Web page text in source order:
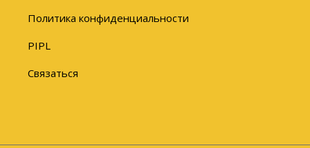
Политика конфиденциальности
PIPL
Связаться